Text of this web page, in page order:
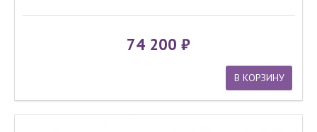
74 200
В КОРЗИНУ